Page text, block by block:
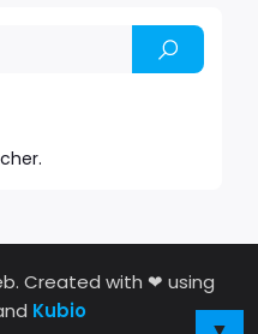
Created with ❤ using
Kubio